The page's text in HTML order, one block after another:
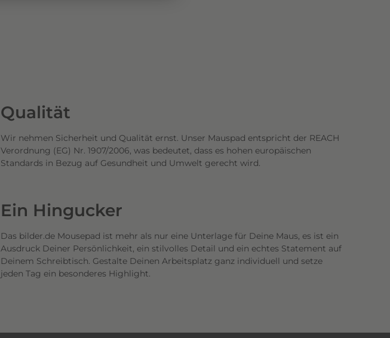
Qualität
Wir nehmen Sicherheit und Qualität ernst. Unser Mauspad entspricht der REACH
Verordnung (EG) Nr. 1907/2006, was bedeutet, dass es hohen europäischen
Standards in Bezug auf Gesundheit und Umwelt gerecht wird.
Ein Hingucker
Das bilder.de Mousepad ist mehr als nur eine Unterlage für Deine Maus, es ist ein
Ausdruck Deiner Persönlichkeit, ein stilvolles Detail und ein echtes Statement auf
Deinem Schreibtisch. Gestalte Deinen Arbeitsplatz ganz individuell und setze
jeden Tag ein besonderes Highlight.